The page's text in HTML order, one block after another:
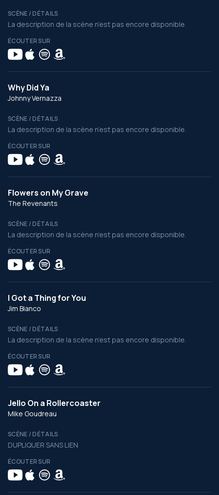
SCÈNE / DÉTAILS
La description de la scène n’est pas encore disponible.
ÉCOUTER SUR
Why Did Ya
Johnny Vernazza
SCÈNE / DÉTAILS
La description de la scène n’est pas encore disponible.
ÉCOUTER SUR
Flowers on My Grave
The Revenants
SCÈNE / DÉTAILS
La description de la scène n’est pas encore disponible.
ÉCOUTER SUR
I Got a Thing for You
Jim Bianco
SCÈNE / DÉTAILS
La description de la scène n’est pas encore disponible.
ÉCOUTER SUR
Jello On a Rollercoaster
Mike Goudreau
SCÈNE / DÉTAILS
DUPLIQUER SANS LIEN
ÉCOUTER SUR